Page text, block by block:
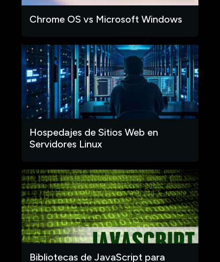
Chrome OS vs Microsoft Windows
Hospedajes de Sitios Web en
Servidores Linux
Bibliotecas de JavaScript para